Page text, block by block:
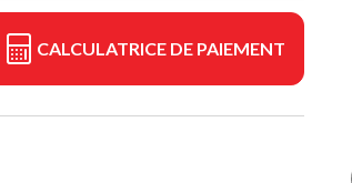
CALCULATRICE DE PAIEMENT